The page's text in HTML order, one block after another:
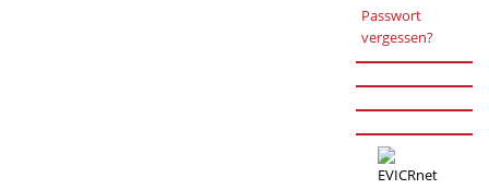
Passwort
vergessen?